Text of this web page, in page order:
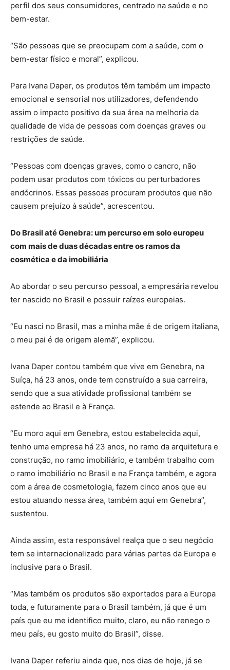
perfil dos seus consumidores, centrado na saúde e no
bem-estar.
“São pessoas que se preocupam com a saúde, com o
bem-estar físico e moral”, explicou.
Para Ivana Daper, os produtos têm também um impacto
emocional e sensorial nos utilizadores, defendendo
assim o impacto positivo da sua área na melhoria da
qualidade de vida de pessoas com doenças graves ou
restrições de saúde.
“Pessoas com doenças graves, como o cancro, não
podem usar produtos com tóxicos ou perturbadores
endócrinos. Essas pessoas procuram produtos que não
causem prejuízo à saúde”, acrescentou.
Do Brasil até Genebra: um percurso em solo europeu
com mais de duas décadas entre os ramos da
cosmética e da imobiliária
Ao abordar o seu percurso pessoal, a empresária revelou
ter nascido no Brasil e possuir raízes europeias.
“Eu nasci no Brasil, mas a minha mãe é de origem italiana,
o meu pai é de origem alemã”, explicou.
Ivana Daper contou também que vive em Genebra, na
Suíça, há 23 anos, onde tem construído a sua carreira,
sendo que a sua atividade profissional também se
estende ao Brasil e à França.
“Eu moro aqui em Genebra, estou estabelecida aqui,
tenho uma empresa há 23 anos, no ramo da arquitetura e
construção, no ramo imobiliário, e também trabalho com
o ramo imobiliário no Brasil e na França também, e agora
com a área de cosmetologia, fazem cinco anos que eu
estou atuando nessa área, também aqui em Genebra”,
sustentou.
Ainda assim, esta responsável realça que o seu negócio
tem se internacionalizado para várias partes da Europa e
inclusive para o Brasil.
“Mas também os produtos são exportados para a Europa
toda, e futuramente para o Brasil também, já que é um
país que eu me identifico muito, claro, eu não renego o
meu país, eu gosto muito do Brasil”, disse.
Ivana Daper referiu ainda que, nos dias de hoje, já se